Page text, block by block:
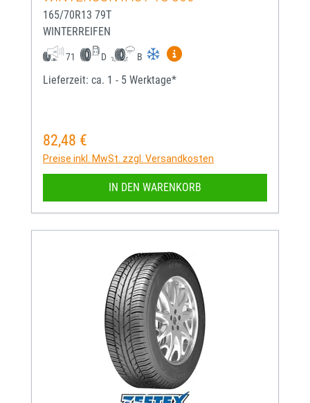
165/70R13 79T
WINTERREIFEN
71 D B
Mehr Informationen zum
Lieferzeit: ca. 1 - 5 Werktage*
Regulärer Preis:
82,48 €
Preise inkl. MwSt. zzgl. Versandkosten
IN DEN WARENKORB